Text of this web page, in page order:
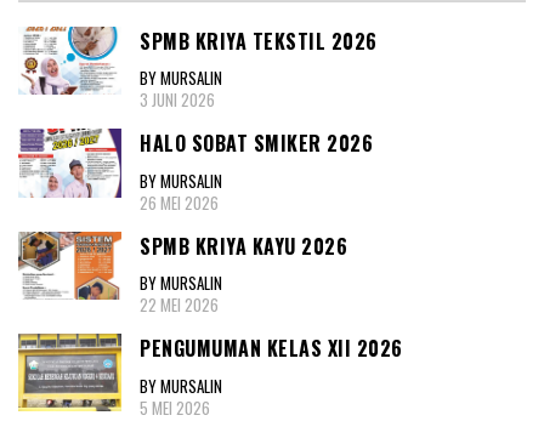
SPMB KRIYA TEKSTIL 2026
BY MURSALIN
3 JUNI 2026
HALO SOBAT SMIKER 2026
BY MURSALIN
26 MEI 2026
SPMB KRIYA KAYU 2026
BY MURSALIN
22 MEI 2026
PENGUMUMAN KELAS XII 2026
BY MURSALIN
5 MEI 2026